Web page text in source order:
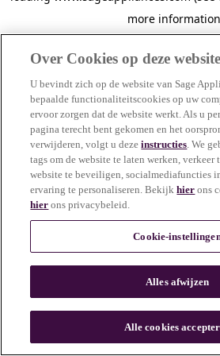
more
n
Over Cookies op deze website
U bevindt zich op de website van Sage
bepaalde functionaliteitscookies op uw
ervoor zorgen dat de website werkt. Als u
pagina terecht bent gekomen en het
verwijderen, volgt u dezeinstructies. We
tags om de website te laten werken, verkeer
website te beveiligen, socialmediafuncties
ervaring te personaliseren. Bekijkhier ons
hier ons privacybeleid.
Cookie-
Alles afwijzen
Alle cookies